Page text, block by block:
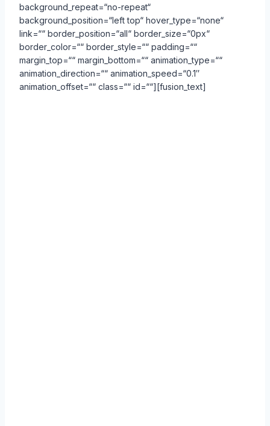
background_repeat=“no-repeat“
background_position=“left top“ hover_type=“none“
link=““ border_position=“all“ border_size=“0px“
border_color=““ border_style=““ padding=““
margin_top=““ margin_bottom=““ animation_type=““
animation_direction=““ animation_speed=“0.1″
animation_offset=““ class=““ id=““][fusion_text]